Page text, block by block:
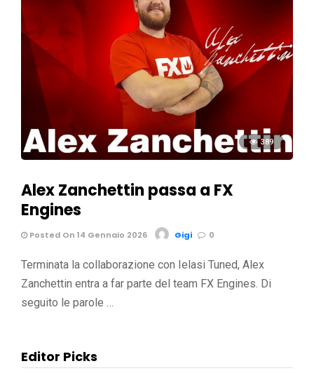
389
Alex Zanchettin passa a FX
Engines
Posted On 14 Gennaio 2026 Gigi 0
Terminata la collaborazione con Ielasi Tuned, Alex
Zanchettin entra a far parte del team FX Engines. Di
seguito le parole …
Editor Picks